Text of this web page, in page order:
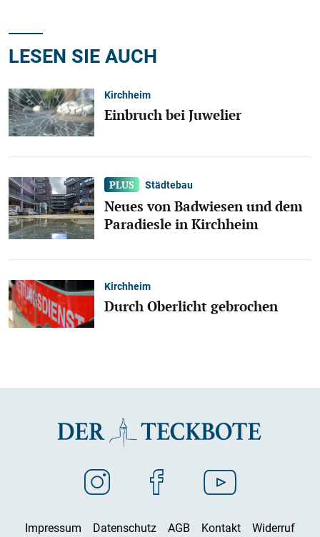
LESEN SIE AUCH
Kirchheim
Einbruch bei Juwelier
Städtebau
Neues von Badwiesen und dem
Paradiesle in Kirchheim
Kirchheim
Durch Oberlicht gebrochen
Impressum Datenschutz AGB Kontakt Widerruf